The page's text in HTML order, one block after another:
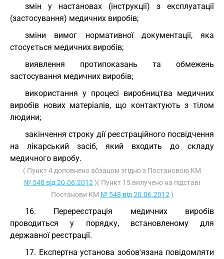
змін у настановах (інструкції) з експлуатації
(застосування) медичних виробів;
зміни вимог нормативної документації, яка
стосується медичних виробів;
виявлення протипоказань та обмежень
застосування медичних виробів;
використання у процесі виробництва медичних
виробів нових матеріалів, що контактують з тілом
людини;
закінчення строку дії реєстраційного посвідчення
на лікарський засіб, який входить до складу
медичного виробу.
( Пункт 4 доповнено абзацом згідно з Постановою КМ
№ 548 від 20.06.2012 )( Пункт 15 вилучено на підставі
Постанови КМ № 548 від 20.06.2012 )
16. Перереєстрація медичних виробів
проводиться у порядку, встановленому для
державної реєстрації.
17. Експертна установа зобов'язана повідомляти